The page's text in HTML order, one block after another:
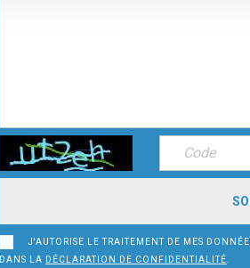
J'AUTORISE LE TRAITEMENT DE MES
DANS LA DÉCLARATION DE CONFIDENTIALITÉ